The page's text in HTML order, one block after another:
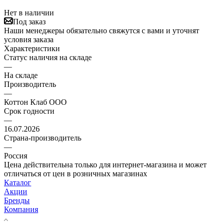
Нет в наличии
Под заказ
Наши менеджеры обязательно свяжутся с вами и уточнят
условия заказа
Характеристики
Статус наличия на складе
—
На складе
Производитель
—
Коттон Клаб ООО
Срок годности
—
16.07.2026
Страна-производитель
—
Россия
Цена действительна только для интернет-магазина и может
отличаться от цен в розничных магазинах
Каталог
Акции
Бренды
Компания